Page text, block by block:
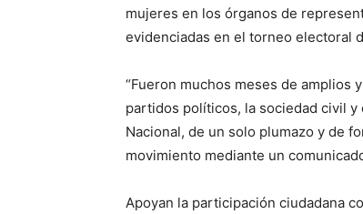
mujeres en los órganos de
evidenciadas en el torneo electoral
“Fueron muchos meses de amplios
partidos políticos, la sociedad civil
Nacional, de un solo plumazo y de
movimiento mediante un
Apoyan la participación ciudadana